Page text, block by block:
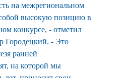
на межрегиональном
высокую позицию в
конкурсе, - отметил
Городецкий. - Это
ранней
на которой мы